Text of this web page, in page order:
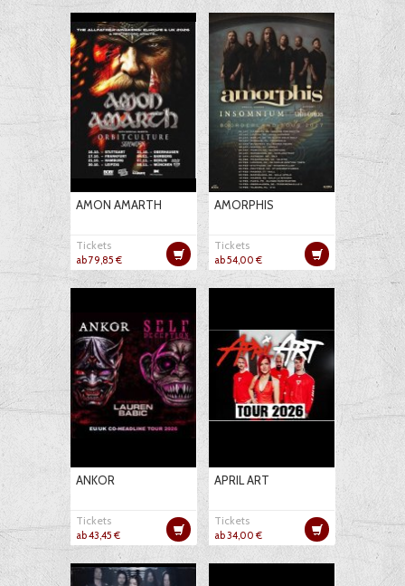
AMON AMARTH
Tickets
ab 79,85 €
AMORPHIS
Tickets
ab 54,00 €
ANKOR
Tickets
ab 43,45 €
APRIL ART
Tickets
ab 34,00 €